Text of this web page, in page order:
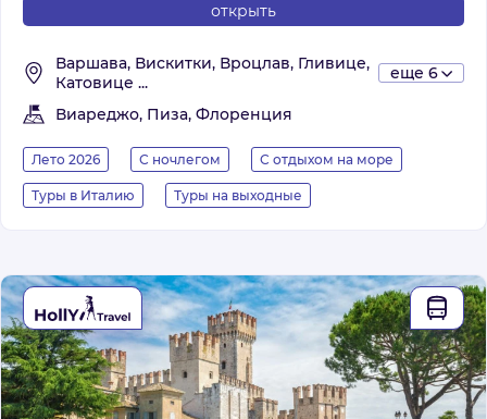
открыть
Варшава, Вискитки, Вроцлав, Гливице,
Катовице ...
еще 6
Виареджо, Пиза, Флоренция
Лето 2026 С ночлегом С отдыхом на море
Туры в Италию Туры на выходные